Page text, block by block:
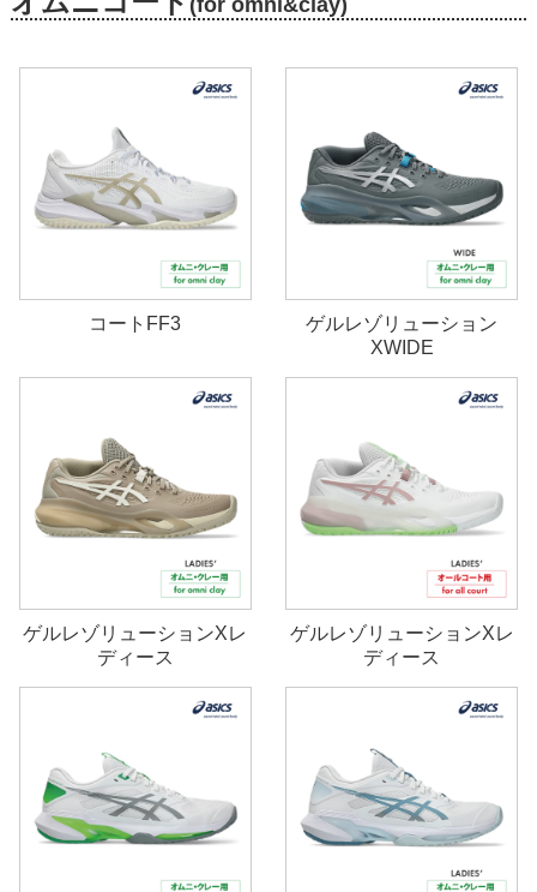
(for omni&clay)
コートFF3
ゲルレゾリューション
XWIDE
ゲルレゾリューションXレ
ディース
ゲルレゾリューションXレ
ディース